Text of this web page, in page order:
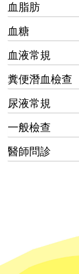
血脂肪
血糖
血液常規
糞便潛血檢查
尿液常規
一般檢查
醫師問診